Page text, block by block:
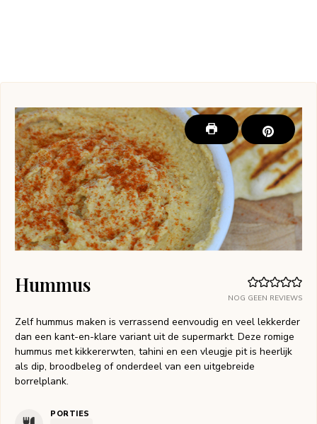
NOG GEEN REVIEWS
Hummus
Zelf hummus maken is verrassend eenvoudig en veel lekkerder
dan een kant-en-klare variant uit de supermarkt. Deze romige
hummus met kikkererwten, tahini en een vleugje pit is heerlijk
als dip, broodbeleg of onderdeel van een uitgebreide
borrelplank.
PORTIES